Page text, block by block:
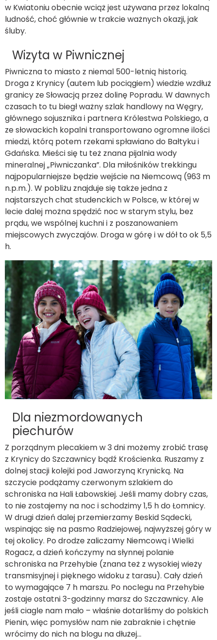
w Kwiatoniu obecnie wciąż jest używana przez lokalną
ludność, choć głównie w trakcie ważnych okazji, jak
śluby.
Wizyta w Piwnicznej
Piwniczna to miasto z niemal 500-letnią historią.
Droga z Krynicy (autem lub pociągiem) wiedzie wzdłuż
granicy ze Słowacją przez dolinę Popradu. W dawnych
czasach to tu biegł ważny szlak handlowy na Węgry,
głównego sojusznika i partnera Królestwa Polskiego, a
ze słowackich kopalni transportowano ogromne ilości
miedzi, którą potem rzekami spławiano do Bałtyku i
Gdańska. Mieści się tu też znana pijalnia wody
mineralnej „Piwniczanka”. Dla miłośników trekkingu
najpopularniejsze będzie wejście na Niemcową (963 m
n.p.m.). W pobliżu znajduje się także jedna z
najstarszych chat studenckich w Polsce, w której w
lecie dalej można spędzić noc w starym stylu, bez
prądu, we wspólnej kuchni i z poszanowaniem
miejscowych zwyczajów. Droga w górę i w dół to ok 5,5
h.
Dla niezmordowanych
piechurów
Z porządnym plecakiem w 3 dni możemy zrobić trasę
z Krynicy do Szczawnicy bądź Krościenka. Ruszamy z
dolnej stacji kolejki pod Jaworzyną Krynicką. Na
szczycie podążamy czerwonym szlakiem do
schroniska na Hali Łabowskiej. Jeśli mamy dobry czas,
to nie zostajemy na noc i schodzimy 1,5 h do Łomnicy.
W drugi dzień dalej przemierzamy Beskid Sądecki,
wspinając się na pasmo Radziejowej, najwyższej góry w
tej okolicy. Po drodze zaliczamy Niemcową i Wielki
Rogacz, a dzień kończymy na słynnej polanie
schroniska na Przehybie (znana też z wysokiej wieży
transmisyjnej i pięknego widoku z tarasu). Cały dzień
to wymagające 7 h marszu. Po noclegu na Przehybie
zostaje ostatni 3-godzinny marsz do Szczawnicy. Ale
jeśli ciagle nam mało – właśnie dotarliśmy do polskich
Pienin, więc pomysłów nam nie zabraknie i chętnie
wrócimy do nich na blogu na dłużej…